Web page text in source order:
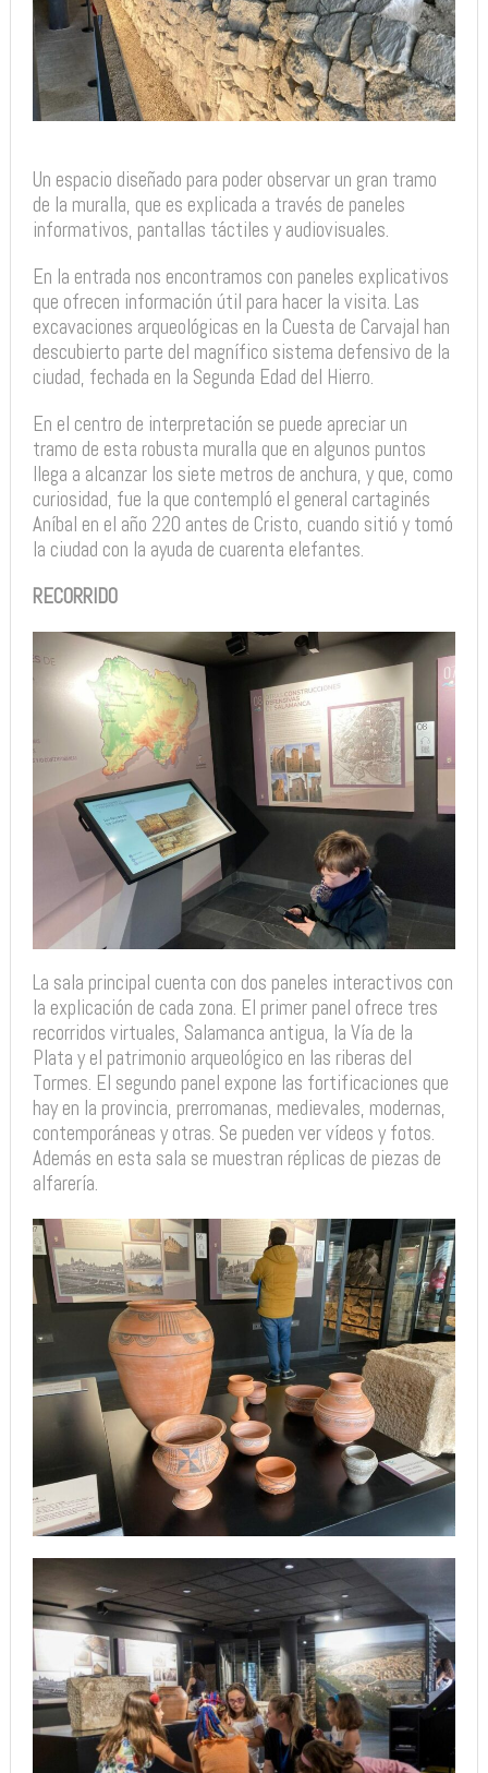
Un espacio diseñado para poder observar un gran tramo
de la muralla, que es explicada a través de paneles
informativos, pantallas táctiles y audiovisuales.
En la entrada nos encontramos con paneles explicativos
que ofrecen información útil para hacer la visita. Las
excavaciones arqueológicas en la Cuesta de Carvajal han
descubierto parte del magnífico sistema defensivo de la
ciudad, fechada en la Segunda Edad del Hierro.
En el centro de interpretación se puede apreciar un
tramo de esta robusta muralla que en algunos puntos
llega a alcanzar los siete metros de anchura, y que, como
curiosidad, fue la que contempló el general cartaginés
Aníbal en el año 220 antes de Cristo, cuando sitió y tomó
la ciudad con la ayuda de cuarenta elefantes.
RECORRIDO
La sala principal cuenta con dos paneles interactivos con
la explicación de cada zona. El primer panel ofrece tres
recorridos virtuales, Salamanca antigua, la Vía de la
Plata y el patrimonio arqueológico en las riberas del
Tormes. El segundo panel expone las fortificaciones que
hay en la provincia, prerromanas, medievales, modernas,
contemporáneas y otras. Se pueden ver vídeos y fotos.
Además en esta sala se muestran réplicas de piezas de
alfarería.